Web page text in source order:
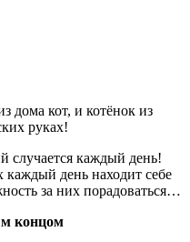
случается каждый день!
день находит себе
за них порадоваться…
концом